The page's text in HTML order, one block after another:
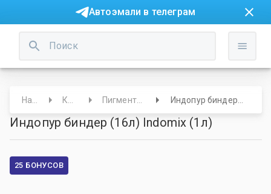
Автоэмали в телеграм
Пигменты и основы
Индопур биндер (16л) Indomix (1л)
25 БОНУСОВ